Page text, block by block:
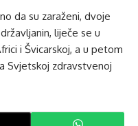
da su zaraženi, dvoje
liječe se u
i Švicarskoj, a u petom
Svjetskoj zdravstvenoj